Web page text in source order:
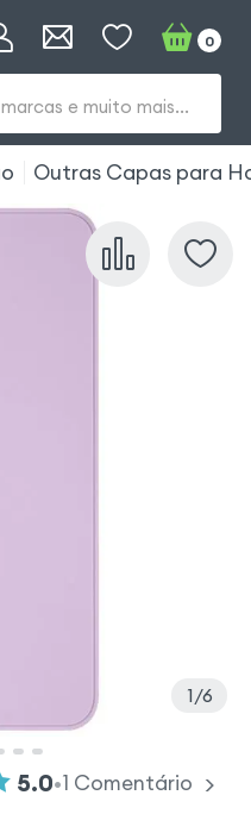
e muito mais...
0
Outras Capas para
1 6
5.0•1 Comentário